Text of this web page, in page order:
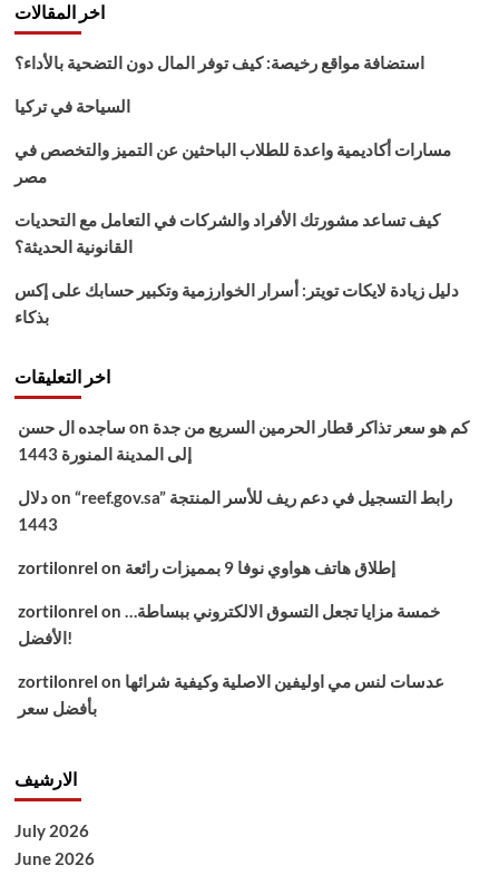
اخر المقالات
استضافة مواقع رخيصة: كيف توفر المال دون التضحية بالأداء؟
السياحة في تركيا
مسارات أكاديمية واعدة للطلاب الباحثين عن التميز والتخصص في
مصر
كيف تساعد مشورتك الأفراد والشركات في التعامل مع التحديات
القانونية الحديثة؟
دليل زيادة لايكات تويتر: أسرار الخوارزمية وتكبير حسابك على إكس
بذكاء
اخر التعليقات
ساجده ال حسن on كم هو سعر تذاكر قطار الحرمين السريع من جدة
إلى المدينة المنورة 1443
دلالon “reef.gov.sa” رابط التسجيل في دعم ريف للأسر المنتجة
1443
zortilonrel on إطلاق هاتف هواوي نوفا 9 بمميزات رائعة
zortilonrel on خمسة مزايا تجعل التسوق الالكتروني ببساطة…
الأفضل!
zortilonrel on عدسات لنس مي اوليفين الاصلية وكيفية شرائها
بأفضل سعر
الارشيف
July 2026
June 2026